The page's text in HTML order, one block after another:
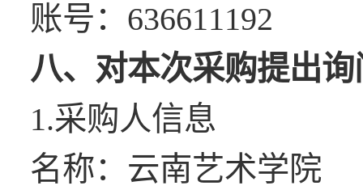
账号：636611192
八、对本次采购提出
1.采购人信息
名称：云南艺术学院